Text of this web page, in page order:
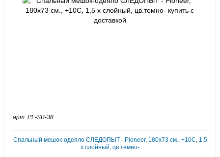
арт: PF-SB-38
Спальный мешок-одеяло СЛЕДОПЫТ - Pioneer, 180х73 см., +10С, 1,5
х слойный, цв.темно-